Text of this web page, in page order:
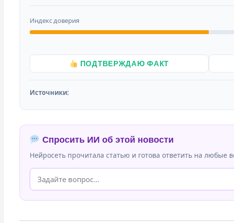
Индекс доверия
ПОДТВЕРЖДАЮ ФАКТ
Источники:
Спросить ИИ об этой новости
Нейросеть прочитала статью и готова ответить на любые